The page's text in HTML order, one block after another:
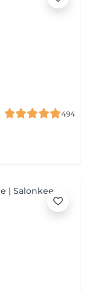
494